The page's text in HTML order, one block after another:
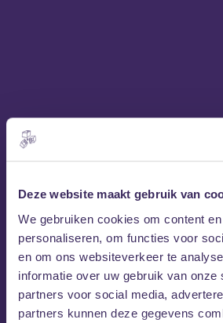
Deze website maakt gebruik van
We gebruiken cookies om content
personaliseren, om functies voor
en om ons websiteverkeer te
informatie over uw gebruik van onze
partners voor social media,
partners kunnen deze gegevens
Will Knox
Will Knoxis een geboren
slechts een paar woorden en
werelden tot leven te brengen. Zijn
‘English Silence’ bevat 11 nummers
singer-songwriter. Vaak vergeleken